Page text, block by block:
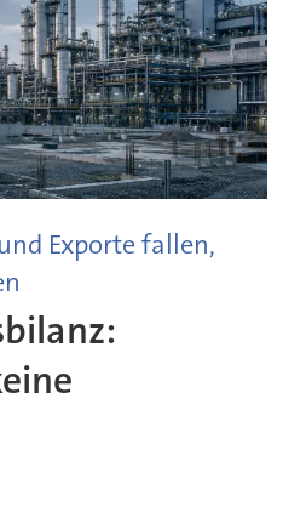
Exporte fallen,